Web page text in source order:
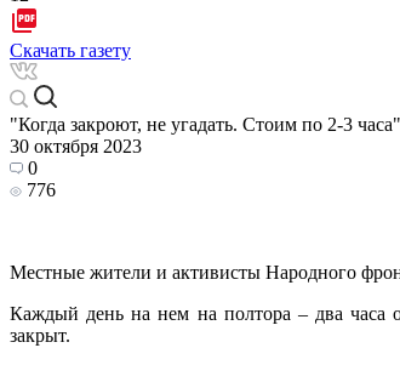
Скачать газету
"Когда закроют, не угадать. Стоим по 2-3
30 октября 2023
0
776
Местные жители и активисты Народного
Каждый день на нем на полтора – два часа
закрыт.